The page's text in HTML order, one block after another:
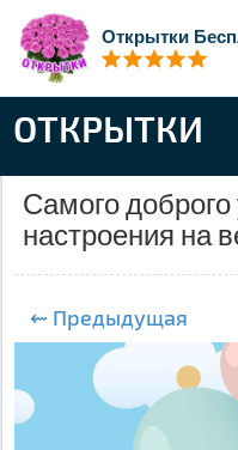
Открытки
ОТКРЫТКИ
Самого
настроения на
⇜ Предыдущая